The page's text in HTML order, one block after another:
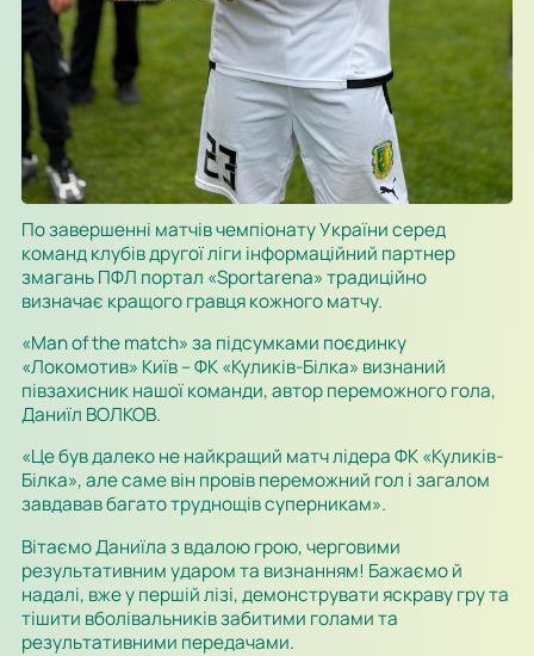
По завершенні матчів чемпіонату України серед
команд клубів другої ліги інформаційний партнер
змагань ПФЛ портал «Sportarena» традиційно
визначає кращого гравця кожного матчу.
«Man of the match» за підсумками поєдинку
«Локомотив» Київ – ФК «Куликів-Білка» визнаний
півзахисник нашої команди, автор переможного гола,
Даниїл ВОЛКОВ.
«Це був далеко не найкращий матч лідера ФК «Куликів-
Білка», але саме він провів переможний гол і загалом
завдавав багато труднощів суперникам».
Вітаємо Даниїла з вдалою грою, черговими
результативним ударом та визнанням! Бажаємо й
надалі, вже у першій лізі, демонструвати яскраву гру та
тішити вболівальників забитими голами та
результативними передачами.